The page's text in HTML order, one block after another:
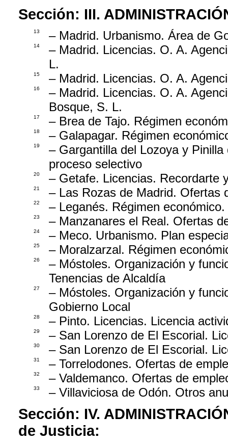
Sección: III.
13 – Madrid. Urbanismo. Área de
14
– Madrid. Licencias. O. A.
L.
15 – Madrid. Licencias. O. A.
16
– Madrid. Licencias. O. A.
Bosque, S. L.
17 – Brea de Tajo. Régimen
18 – Galapagar. Régimen
19
– Gargantilla del Lozoya y
proceso selectivo
20 – Getafe. Licencias. Recordarte
21 – Las Rozas de Madrid. Ofertas
22 – Leganés. Régimen
23 – Manzanares el Real. Ofertas
24 – Meco. Urbanismo. Plan
25 – Moralzarzal. Régimen
26
– Móstoles. Organización y
Tenencias de Alcaldía
27
– Móstoles. Organización y
Gobierno Local
28 – Pinto. Licencias. Licencia
29 – San Lorenzo de El Escorial.
30 – San Lorenzo de El Escorial.
31 – Torrelodones. Ofertas de
32 – Valdemanco. Ofertas de
33 – Villaviciosa de Odón. Otros
Sección: IV.
de Justicia: